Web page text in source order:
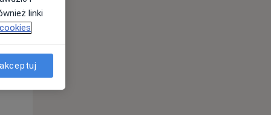
Śr,
linki